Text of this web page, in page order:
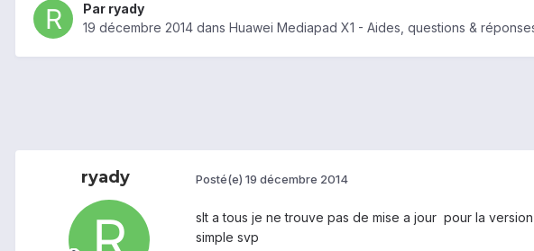
Par ryady
19 décembre 2014 dans Huawei Mediapad X1 - Aides, questions &
ryady Posté(e) 19 décembre 2014
slt a tous je ne trouve pas de mise a jour pour la
simple svp